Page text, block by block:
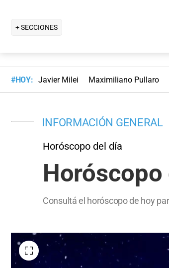
+ SECCIONES
#HOY: Javier Milei Maximiliano Pullaro
INFORMACIÓN GENERAL
Horóscopo del día
Horóscopo
Consultá el horóscopo de hoy